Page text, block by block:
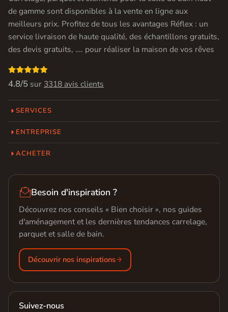
de gamme sont disponibles à la vente en ligne aux
meilleurs prix. Profitez de tous les avantages Réflex : un
service livraison de haute qualité, des échantillons gratuits,
des devis gratuits, …. pour réaliser la maison de vos rêves

4.8/5 sur 3318 avis clients
SERVICES
ENTREPRISE
ACHETER
Besoin d'inspiration ?
Découvrez nos conseils « Bien choisir », nos guides
d'aménagement et les dernières tendances carrelage,
parquet et salle de bain.
Découvrir nos inspirations
Suivez-nous